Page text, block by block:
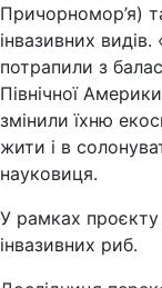
Причорномор’я)
інвазивних
потрапили з
Північної
змінили їхню
жити і в
науковиця.
У рамках проєкту
інвазивних риб.